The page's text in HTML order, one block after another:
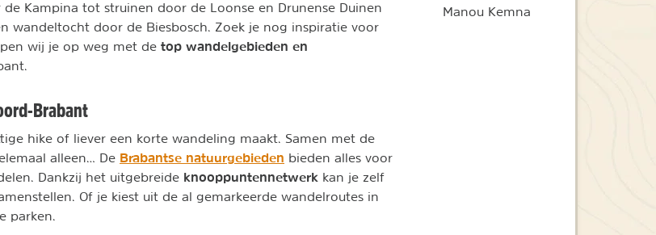
Kampina tot struinen door de Loonse en Drunense Duinen
wandeltocht door de Biesbosch. Zoek je nog inspiratie voor
wij je op weg met de top wandelgebieden en
Brabant
hike of liever een korte wandeling maakt. Samen met de
alleen… De Brabantse natuurgebieden bieden alles voor
Dankzij het uitgebreide knooppuntennetwerk kan je zelf
Of je kiest uit de al gemarkeerde wandelroutes in
parken.
Manou Kemna